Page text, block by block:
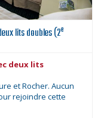
lits doubles (2e
deux lits
et Rocher. Aucun
rejoindre cette